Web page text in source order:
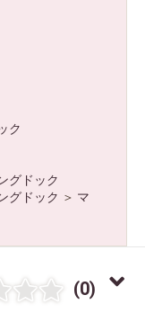
へ進む
ク
グドック
グドック ＞ マ
(0)